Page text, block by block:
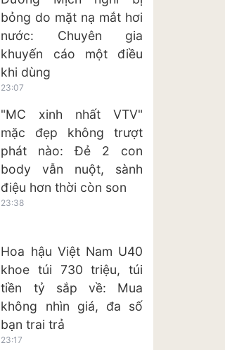
bỏng do mặt nạ mắt hơi
nước: Chuyên gia
khuyến cáo một điều
khi dùng
23:07
"MC xinh nhất VTV"
mặc đẹp không trượt
phát nào: Đẻ 2 con
body vẫn nuột, sành
điệu hơn thời còn son
23:38
Hoa hậu Việt Nam U40
khoe túi 730 triệu, túi
tiền tỷ sắp về: Mua
không nhìn giá, đa số
bạn trai trả
23:17